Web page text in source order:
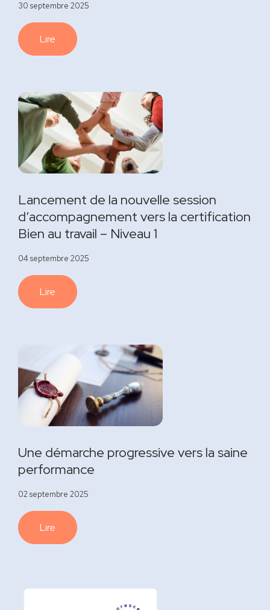
30 septembre 2025
Lire
Lancement de la nouvelle session
d’accompagnement vers la certification
Bien au travail – Niveau 1
04 septembre 2025
Lire
Une démarche progressive vers la saine
performance
02 septembre 2025
Lire